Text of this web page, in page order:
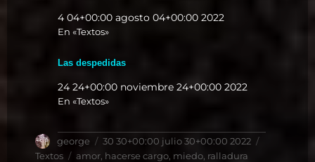
4 04+00:00 agosto 04+00:00 2022
En «Textos»
Las despedidas
24 24+00:00 noviembre 24+00:00 2022
En «Textos»
Autor
george
Publicado
el
30 30+00:00 julio 30+00:00 2022
Textos
Etiquetas
amor hacerse cargo, miedo, ralladura